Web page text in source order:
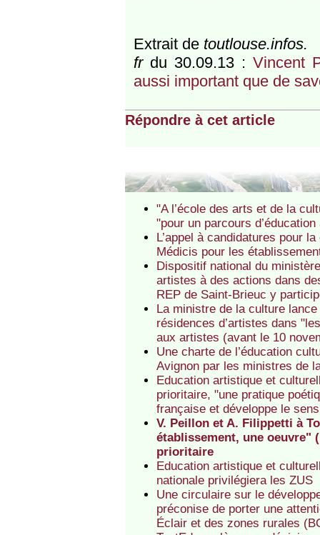
Extrait de toutlouse.infos.
frdu 30.09.13 :Vincent
aussi important que de
Répondre à cet article
"A l’école des arts et de la
"pour un parcours
L’appel à candidatures pour
Médicis pour les
Dispositif national du
artistes à des actions dans
REP de Saint-Brieuc y
La ministre de la culture
résidences d’artistes dans
aux artistes (avant le 10
Une charte de l’éducation
Avignon par les ministres de
Education artistique et
prioritaire, "une pratique
française et développe le
V. Peillon et A. Filippetti à
établissement, une oeuvre"
prioritaire
Education artistique et
nationale privilégiera les ZUS
Une circulaire sur le
préconise de porter une
Éclair et des zones rurales